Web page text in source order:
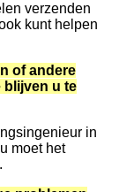
verzenden
kunt helpen
of andere
blijven u te
in
moet het